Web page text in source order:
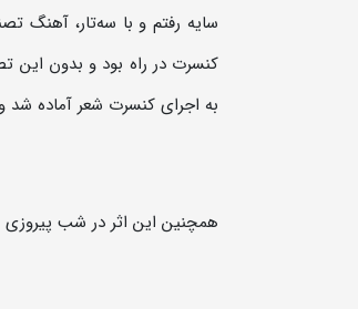
سایه رفتم و با سه‌تار، آهنگ
کنسرت در راه بود و بدون این
به اجرای کنسرت شعر آماده شد
همچنین این اثر در شب پیروزی